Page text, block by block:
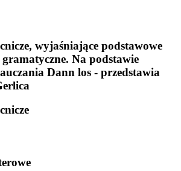
wyjaśniające podstawowe
Na podstawie
Dann los - przedstawia